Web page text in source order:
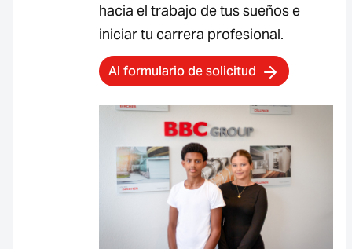
hacia el trabajo de tus sueños e
iniciar tu carrera profesional.
Al formulario de solicitud